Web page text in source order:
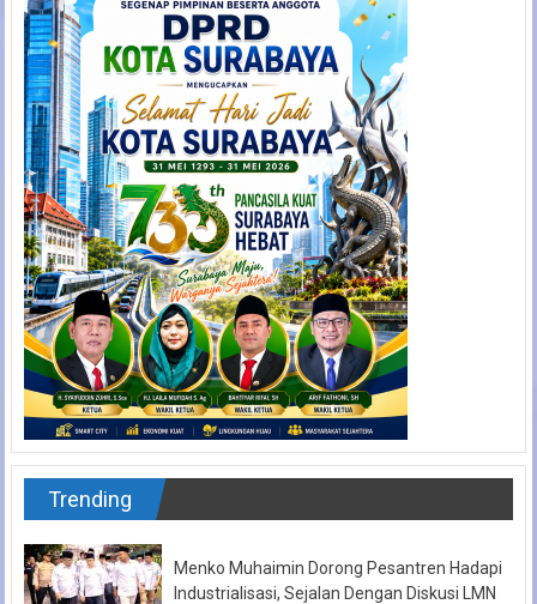
Trending
Menko Muhaimin Dorong Pesantren Hadapi
Industrialisasi, Sejalan Dengan Diskusi LMN